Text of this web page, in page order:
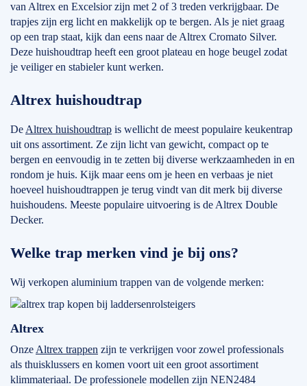
van Altrex en Excelsior zijn met 2 of 3 treden verkrijgbaar. De
trapjes zijn erg licht en makkelijk op te bergen. Als je niet graag
op een trap staat, kijk dan eens naar de Altrex Cromato Silver.
Deze huishoudtrap heeft een groot plateau en hoge beugel zodat
je veiliger en stabieler kunt werken.
Altrex huishoudtrap
De Altrex huishoudtrap is wellicht de meest populaire keukentrap
uit ons assortiment. Ze zijn licht van gewicht, compact op te
bergen en eenvoudig in te zetten bij diverse werkzaamheden in en
rondom je huis. Kijk maar eens om je heen en verbaas je niet
hoeveel huishoudtrappen je terug vindt van dit merk bij diverse
huishoudens. Meeste populaire uitvoering is de Altrex Double
Decker.
Welke trap merken vind je bij ons?
Wij verkopen aluminium trappen van de volgende merken:
Altrex
Onze Altrex trappen zijn te verkrijgen voor zowel professionals
als thuisklussers en komen voort uit een groot assortiment
klimmateriaal. De professionele modellen zijn NEN2484